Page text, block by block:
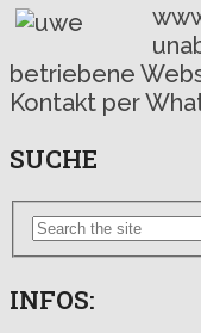
betriebene
Kontakt per
SUCHE
INFOS: